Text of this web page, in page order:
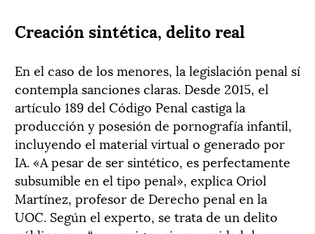
Creación sintética, delito real
En el caso de los menores, la legislación penal sí
contempla sanciones claras. Desde 2015, el
artículo 189 del Código Penal castiga la
producción y posesión de pornografía infantil,
incluyendo el material virtual o generado por
IA. «A pesar de ser sintético, es perfectamente
subsumible en el tipo penal», explica Oriol
Martínez, profesor de Derecho penal en la
UOC. Según el experto, se trata de un delito